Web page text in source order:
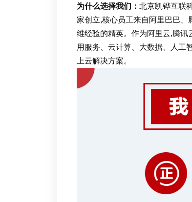
为什么选择我们： 北京凯铧互联
家创立,核心员工来自阿里巴巴、
维经验的精英。作为阿里云,腾讯
用服务、云计算、大数据、人工
上云解决方案。